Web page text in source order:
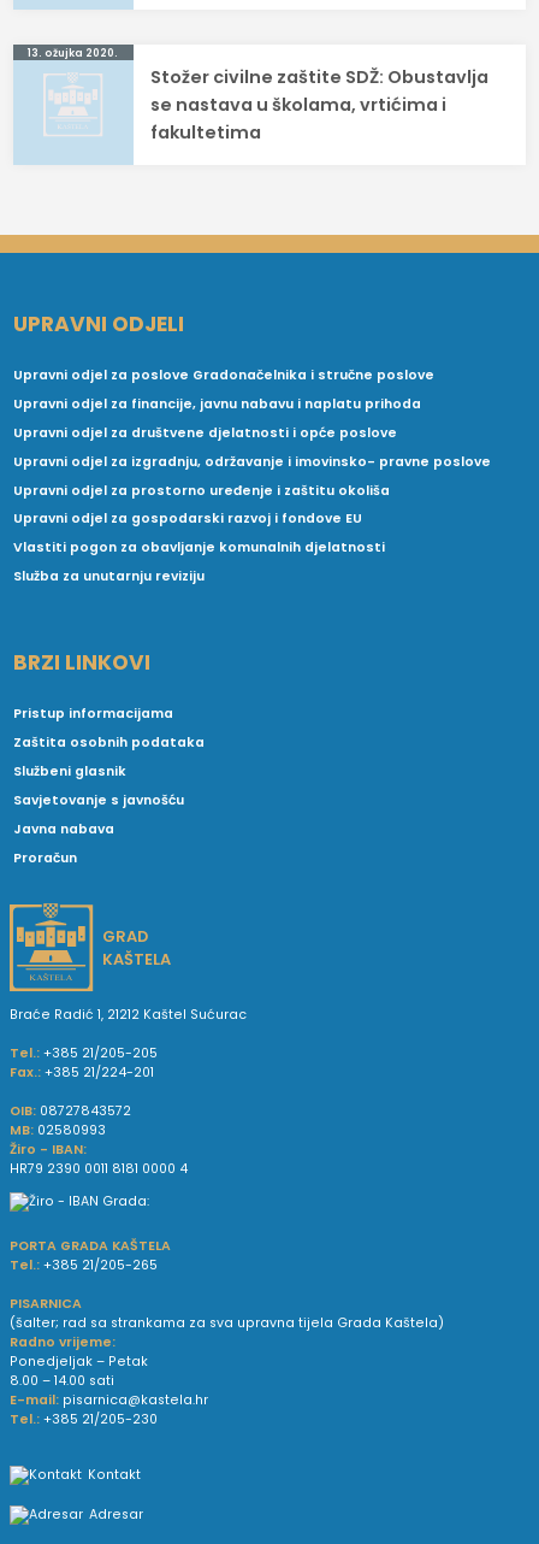
13. ožujka 2020.
Stožer civilne zaštite SDŽ: Obustavlja
se nastava u školama, vrtićima i
fakultetima
UPRAVNI ODJELI
Upravni odjel za poslove Gradonačelnika i stručne poslove
Upravni odjel za financije, javnu nabavu i naplatu prihoda
Upravni odjel za društvene djelatnosti i opće poslove
Upravni odjel za izgradnju, održavanje i imovinsko- pravne poslove
Upravni odjel za prostorno uređenje i zaštitu okoliša
Upravni odjel za gospodarski razvoj i fondove EU
Vlastiti pogon za obavljanje komunalnih djelatnosti
Služba za unutarnju reviziju
BRZI LINKOVI
Pristup informacijama
Zaštita osobnih podataka
Službeni glasnik
Savjetovanje s javnošću
Javna nabava
Proračun
GRAD
KAŠTELA
Braće Radić 1, 21212 Kaštel Sućurac
Tel.: +385 21/205-205
Fax.: +385 21/224-201
OIB: 08727843572
MB: 02580993
Žiro - IBAN:
HR79 2390 0011 8181 0000 4
PORTA GRADA KAŠTELA
Tel.: +385 21/205-265
PISARNICA
(šalter; rad sa strankama za sva upravna tijela Grada Kaštela)
Radno vrijeme:
Ponedjeljak – Petak
8.00 – 14.00 sati
E-mail: pisarnica@kastela.hr
Tel.: +385 21/205-230
Kontakt
Adresar